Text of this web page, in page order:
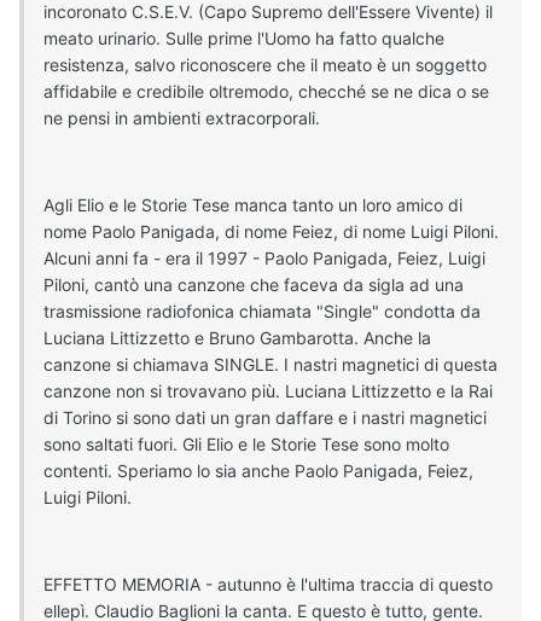
incoronato C.S.E.V. (Capo Supremo dell'Essere Vivente) il
meato urinario. Sulle prime l'Uomo ha fatto qualche
resistenza, salvo riconoscere che il meato è un soggetto
affidabile e credibile oltremodo, checché se ne dica o se
ne pensi in ambienti extracorporali.
Agli Elio e le Storie Tese manca tanto un loro amico di
nome Paolo Panigada, di nome Feiez, di nome Luigi Piloni.
Alcuni anni fa - era il 1997 - Paolo Panigada, Feiez, Luigi
Piloni, cantò una canzone che faceva da sigla ad una
trasmissione radiofonica chiamata "Single" condotta da
Luciana Littizzetto e Bruno Gambarotta. Anche la
canzone si chiamava SINGLE. I nastri magnetici di questa
canzone non si trovavano più. Luciana Littizzetto e la Rai
di Torino si sono dati un gran daffare e i nastri magnetici
sono saltati fuori. Gli Elio e le Storie Tese sono molto
contenti. Speriamo lo sia anche Paolo Panigada, Feiez,
Luigi Piloni.
EFFETTO MEMORIA - autunno è l'ultima traccia di questo
ellepì. Claudio Baglioni la canta. E questo è tutto, gente.